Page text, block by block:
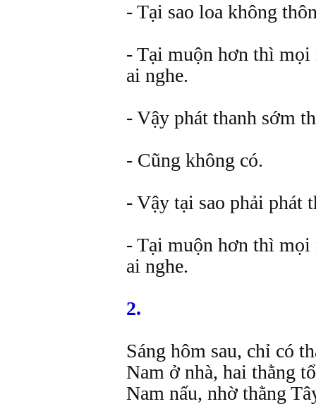
- Tại sao loa không
- Tại muộn hơn thì
ai nghe.
- Vậy phát thanh sớm
- Cũng không có.
- Vậy tại sao phải phát
- Tại muộn hơn thì
ai nghe.
2.
Sáng hôm sau, chỉ có
Nam ở nhà, hai thằng
Nam nấu, nhờ thằng